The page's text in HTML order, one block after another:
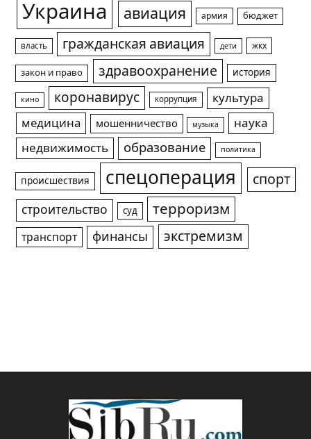
Украина авиация армия бюджет
власть гражданская авиация дети жкх
закон и право здравоохранение история
кино коронавирус коррупция
культура
медицина
мошенничество музыка
наука
недвижимость
образование политика
происшествия спецоперация спорт
строительство суд терроризм
транспорт финансы экстремизм